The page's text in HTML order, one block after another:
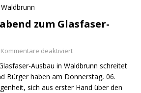
zum Glasfaser-
Kommentare deaktiviert
Ausbau in Waldbrunn schreitet
Bürger haben am Donnerstag, 06.
sich aus erster Hand über den